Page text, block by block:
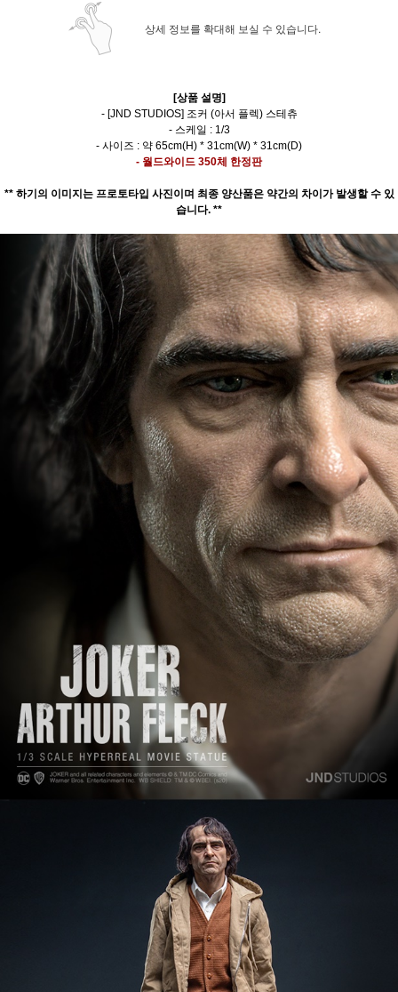
상세 정보를 확대해 보실 수 있습니다.
[상품 설명]
- [JND STUDIOS] 조커 (아서 플렉) 스테츄
- 스케일 : 1/3
- 사이즈 : 약 65cm(H) * 31cm(W) * 31cm(D)
- 월드와이드 350체 한정판
** 하기의 이미지는 프로토타입 사진이며 최종 양산품은 약간의 차이가 발생할 수 있
습니다. **